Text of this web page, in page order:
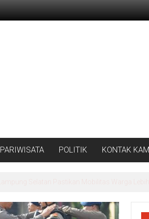
PARIWISATA POLITIK KONTAK